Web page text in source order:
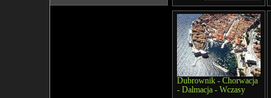
Dubrownik - Chorwacja
- Dalmacja - Wczasy